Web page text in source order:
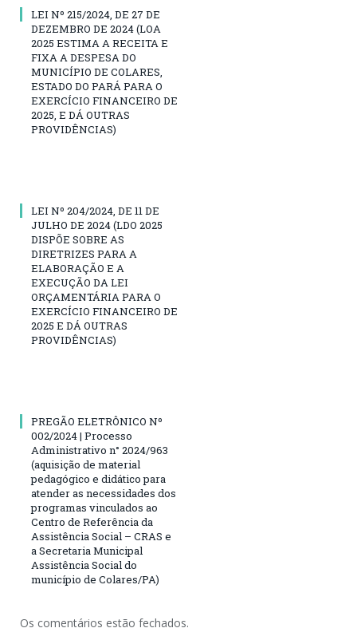
LEI Nº 215/2024, DE 27 DE
DEZEMBRO DE 2024 (LOA
2025 ESTIMA A RECEITA E
FIXA A DESPESA DO
MUNICÍPIO DE COLARES,
ESTADO DO PARÁ PARA O
EXERCÍCIO FINANCEIRO DE
2025, E DÁ OUTRAS
PROVIDÊNCIAS)
LEI Nº 204/2024, DE 11 DE
JULHO DE 2024 (LDO 2025
DISPÕE SOBRE AS
DIRETRIZES PARA A
ELABORAÇÃO E A
EXECUÇÃO DA LEI
ORÇAMENTÁRIA PARA O
EXERCÍCIO FINANCEIRO DE
2025 E DÁ OUTRAS
PROVIDÊNCIAS)
PREGÃO ELETRÔNICO Nº
002/2024 | Processo
Administrativo n° 2024/963
(aquisição de material
pedagógico e didático para
atender as necessidades dos
programas vinculados ao
Centro de Referência da
Assistência Social – CRAS e
a Secretaria Municipal
Assistência Social do
município de Colares/PA)
Os comentários estão fechados.